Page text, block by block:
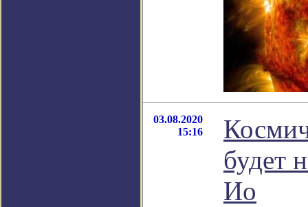
03.08.2020
15:16
будет
Ио